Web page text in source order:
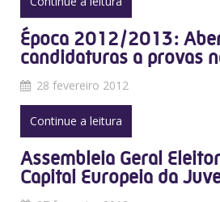
Época 2012/2013:
candidaturas a provas
28 fevereiro 2012
Continue a leitura
Assembleia Geral
Capital Europeia da